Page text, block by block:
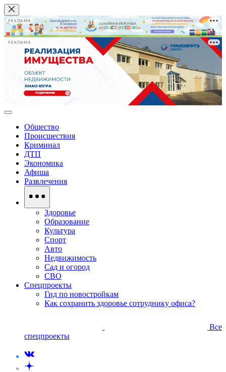
РЕКЛАМА
РЕКЛАМА
Общество
Происшествия
Криминал
ДТП
Экономика
Афиша
Развлечения
Здоровье
Образование
Культура
Спорт
Авто
Недвижимость
Сад и огород
СВО
Спецпроекты
Гид по новостройкам
Как сохранить здоровье сотруднику офиса?
Все
спецпроекты